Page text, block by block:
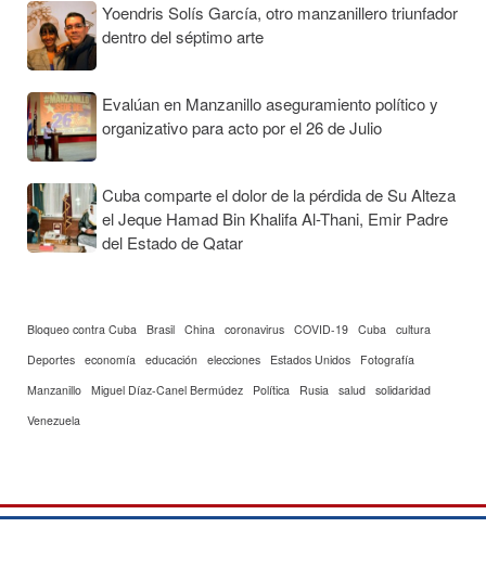
Yoendris Solís García, otro manzanillero triunfador
dentro del séptimo arte
Evalúan en Manzanillo aseguramiento político y
organizativo para acto por el 26 de Julio
Cuba comparte el dolor de la pérdida de Su Alteza
el Jeque Hamad Bin Khalifa Al-Thani, Emir Padre
del Estado de Qatar
Bloqueo contra Cuba Brasil China coronavirus COVID-19 Cuba cultura
Deportes economía educación elecciones Estados Unidos
Fotografía
Manzanillo Miguel Díaz-Canel Bermúdez Política Rusia salud solidaridad
Venezuela